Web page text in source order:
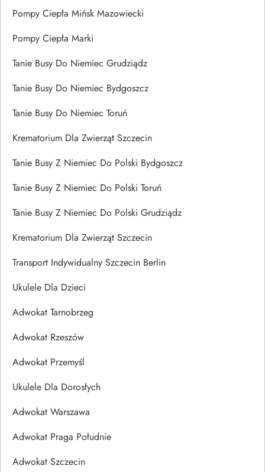
Pompy Ciepła Mińsk Mazowiecki
Pompy Ciepła Marki
Tanie Busy Do Niemiec Grudziądz
Tanie Busy Do Niemiec Bydgoszcz
Tanie Busy Do Niemiec Toruń
Krematorium Dla Zwierząt Szczecin
Tanie Busy Z Niemiec Do Polski Bydgoszcz
Tanie Busy Z Niemiec Do Polski Toruń
Tanie Busy Z Niemiec Do Polski Grudziądz
Krematorium Dla Zwierząt Szczecin
Transport Indywidualny Szczecin Berlin
Ukulele Dla Dzieci
Adwokat Tarnobrzeg
Adwokat Rzeszów
Adwokat Przemyśl
Ukulele Dla Dorosłych
Adwokat Warszawa
Adwokat Praga Południe
Adwokat Szczecin